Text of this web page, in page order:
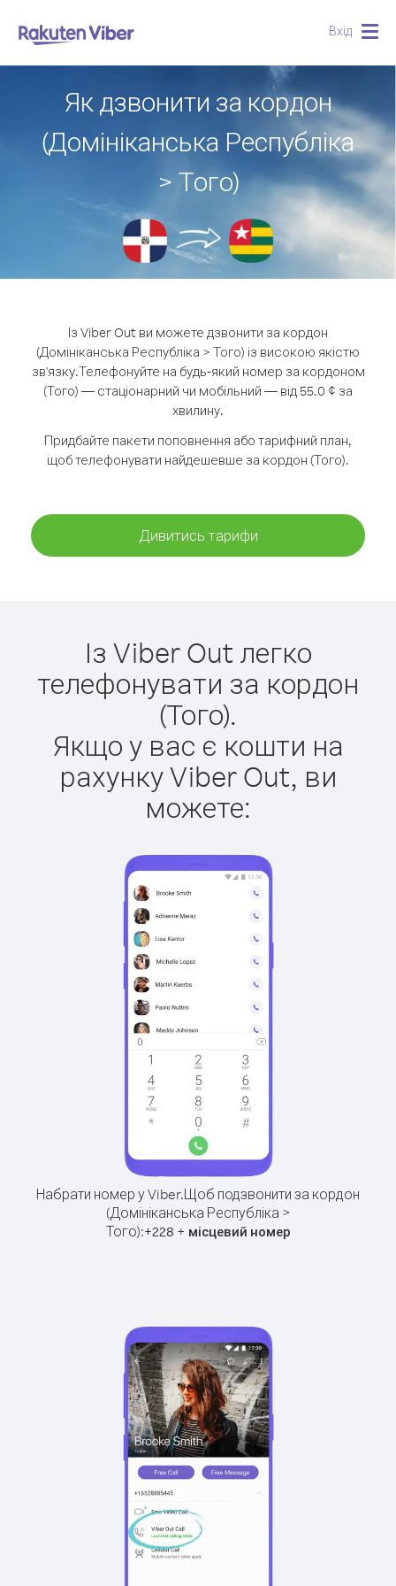
Вхід
Як дзвонити за кордон
(Домініканська Республіка
> Того)
Із Viber Out ви можете дзвонити за кордон
(Домініканська Республіка > Того) із високою якістю
зв'язку.Телефонуйте на будь-який номер за кордоном
(Того) — стаціонарний чи мобільний — від 55.0 ¢ за
хвилину.
Придбайте пакети поповнення або тарифний план,
щоб телефонувати найдешевше за кордон (Того).
Дивитись тарифи
Із Viber Out легко
телефонувати за кордон
(Того).
Якщо у вас є кошти на
рахунку Viber Out, ви
можете:
Набрати номер у Viber.Щоб подзвонити за кордон
(Домініканська Республіка >
Того):+228 + місцевий номер